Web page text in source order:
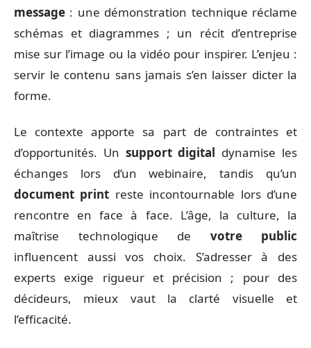
message : une démonstration technique réclame
schémas et diagrammes ; un récit d’entreprise
mise sur l’image ou la vidéo pour inspirer. L’enjeu :
servir le contenu sans jamais s’en laisser dicter la
forme.
Le contexte apporte sa part de contraintes et
d’opportunités. Un support digital dynamise les
échanges lors d’un webinaire, tandis qu’un
document print reste incontournable lors d’une
rencontre en face à face. L’âge, la culture, la
maîtrise technologique de votre public
influencent aussi vos choix. S’adresser à des
experts exige rigueur et précision ; pour des
décideurs, mieux vaut la clarté visuelle et
l’efficacité.